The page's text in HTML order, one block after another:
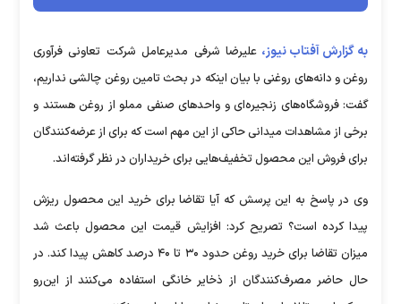
به گزارش آفتاب نیوز، علیرضا شرفی مدیرعامل شرکت تعاونی فرآوری
روغن و دانه‌های روغنی با بیان اینکه در بحث تامین روغن چالشی نداریم،
گفت: فروشگاه‌های زنجیره‌ای و واحد‌های صنفی مملو از روغن هستند و
برخی از مشاهدات میدانی حاکی از این مهم است که برای از عرضه‌کنندگان
برای فروش این محصول تخفیف‌هایی برای خریداران در نظر گرفته‌اند.
وی در پاسخ به این پرسش که آیا تقاضا برای خرید این محصول ریزش
پیدا کرده است؟ تصریح کرد: افزایش قیمت این محصول باعث شد
میزان تقاضا برای خرید روغن حدود ۳۰ تا ۴۰ درصد کاهش پیدا کند. در
حال حاضر مصرف‌کنندگان از ذخایر خانگی استفاده می‌کنند از این‌رو